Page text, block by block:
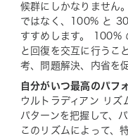
候群にしかなりません。
ではなく、100% と
すすめします。 100%
と回復を交互に行うこ
考、問題解決、内省を
自分がいつ最高のパフ
ウルトラディアン リズ
パターンを把握して、
このリズムによって、